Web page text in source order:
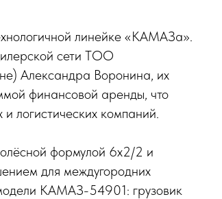
линейке «КАМАЗа».
сети ТОО
Александра Воронина, их
финансовой аренды, что
логистических компаний.
формулой 6х2/2 и
для междугородних
КАМАЗ-54901: грузовик